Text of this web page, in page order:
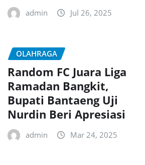
admin Jul 26, 2025
OLAHRAGA
Random FC Juara Liga
Ramadan Bangkit,
Bupati Bantaeng Uji
Nurdin Beri Apresiasi
admin Mar 24, 2025